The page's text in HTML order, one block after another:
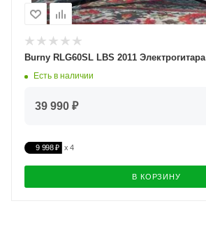
Burny RLG60SL LBS 2011 Электрогитара
Есть в наличии
39 990 ₽
9 998 ₽
В КОРЗИНУ